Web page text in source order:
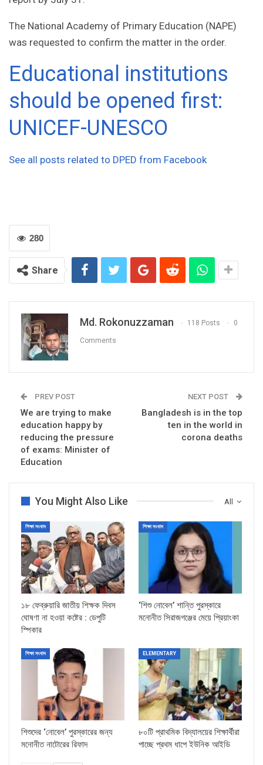
The National Academy of Primary Education (NAPE)
was requested to confirm the matter in the order.
Educational institutions
should be opened first:
UNICEF-UNESCO
See all posts related to DPED from Facebook
280
Share
Md. Rokonuzzaman 118 Posts 0
Comments
PREV POST
We are trying to make
education happy by
reducing the pressure
of exams: Minister of
Education
NEXT POST
Bangladesh is in the top
ten in the world in
corona deaths
All
You Might Also Like
শিক্ষা সংবাদ
১৮ ফেব্রুয়ারি জাতীয় শিক্ষক দিবস
ঘোষণা না হওয়া কষ্টের : ডেপুটি
স্পিকার
শিক্ষা সংবাদ
‘শিশু নোবেল’ শান্তি পুরস্কারে
মনোনীত সিরাজগঞ্জের মেয়ে প্রিয়াংকা
শিক্ষা সংবাদ
শিশুদের ‘নোবেল’ পুরস্কারের জন্য
মনোনীত নাটোরের রিফাদ
ELEMENTARY
৮০টি প্রাথমিক বিদ্যালয়ের শিক্ষার্থীরা
পাচ্ছে প্রথম ধাপে ইউনিক আইডি